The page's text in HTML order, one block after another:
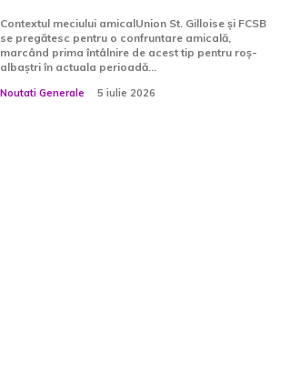
Contextul meciului amicalUnion St. Gilloise și FCSB
se pregătesc pentru o confruntare amicală,
marcând prima întâlnire de acest tip pentru roș-
albaștri în actuala perioadă...
Noutati Generale 5 iulie 2026